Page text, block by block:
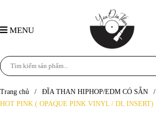
MENU
Trang chủ / ĐĨA THAN HIPHOP/EDM CÓ SẴN /
HOT PINK ( OPAQUE PINK VINYL / DL INSERT)